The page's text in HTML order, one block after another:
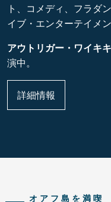
ト、コメディ、フラダ
イブ・エンターテイメ
アウトリガー・ワイキ
演中。
詳細情報
オアフ島を満喫